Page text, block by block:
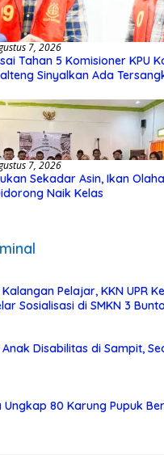
7, 2026
Tahan 5 Komisioner KPU
Sinyalkan Ada
7, 2026
Sekadar Asin, Ikan
Naik Kelas
Pelajar, KKN UPR
Sosialisasi di SMKN 3
Disabilitas di Sampit,
80 Karung Pupuk